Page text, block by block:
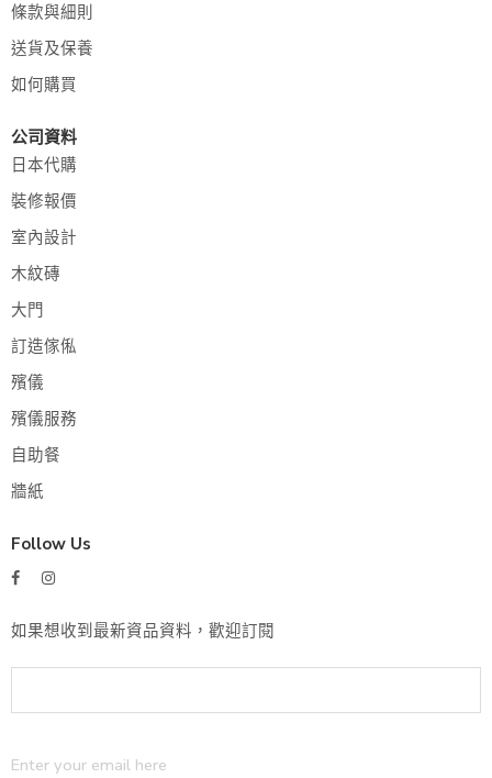
條款與細則
送貨及保養
如何購買
公司資料
日本代購
裝修報價
室內設計
木紋磚
大門
訂造傢俬
殯儀
殯儀服務
自助餐
牆紙
Follow Us
如果想收到最新資品資料，歡迎訂閱